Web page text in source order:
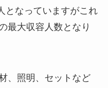
となっていますがこれ
最大収容人数となり
、照明、セットなど